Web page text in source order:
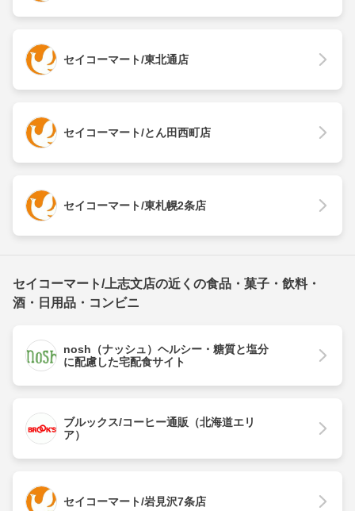
セイコーマート/東北通店
セイコーマート/とん田西町店
セイコーマート/東札幌2条店
セイコーマート/上志文店の近くの食品・菓子・飲料・
酒・日用品・コンビニ
nosh（ナッシュ）ヘルシー・糖質と塩分
に配慮した宅配食サイト
ブルックス/コーヒー通販（北海道エリ
ア）
セイコーマート/岩見沢7条店